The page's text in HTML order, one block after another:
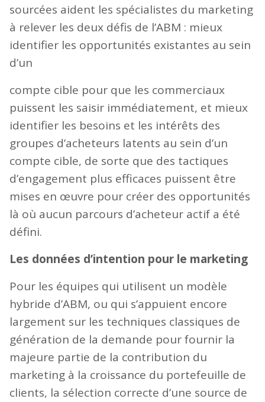
sourcées aident les spécialistes du marketing
à relever les deux défis de l’ABM : mieux
identifier les opportunités existantes au sein
d’un
compte cible pour que les commerciaux
puissent les saisir immédiatement, et mieux
identifier les besoins et les intérêts des
groupes d’acheteurs latents au sein d’un
compte cible, de sorte que des tactiques
d’engagement plus efficaces puissent être
mises en œuvre pour créer des opportunités
là où aucun parcours d’acheteur actif a été
défini.
Les données d’intention pour le marketing
Pour les équipes qui utilisent un modèle
hybride d’ABM, ou qui s’appuient encore
largement sur les techniques classiques de
génération de la demande pour fournir la
majeure partie de la contribution du
marketing à la croissance du portefeuille de
clients, la sélection correcte d’une source de